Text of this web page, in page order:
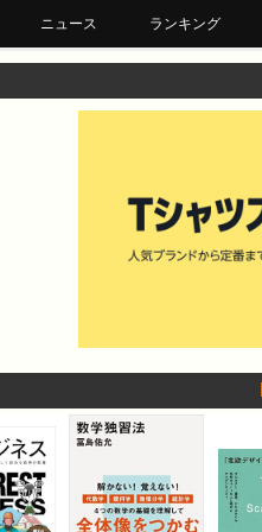
ニュース ランキング